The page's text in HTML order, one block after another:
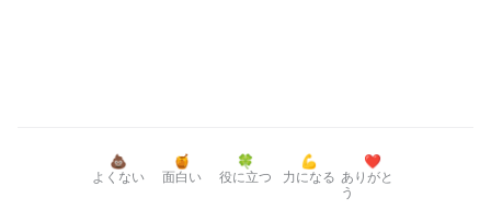
💩
よくない
🍯
面白い
🍀
役に立つ
💪
力になる
❤️
ありがと
う